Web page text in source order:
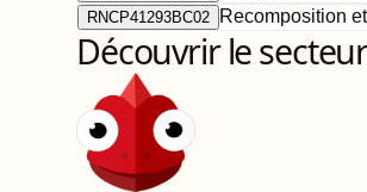
RNCP41293BC02 Recomposition
Découvrir le